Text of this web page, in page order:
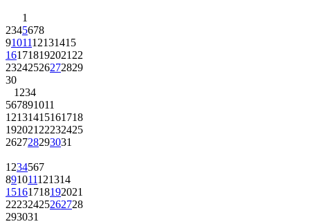
1
2345678
9101112131415
161718192021 22
23242526272829
30
1 234
567891011
12131415161718
192021 22232425
262728293031
1 234567
891011121314
15161718192021
22232425262728
293031